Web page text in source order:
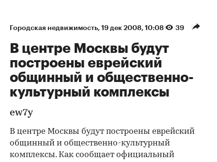
Городская недвижимость⁠, 19 дек 2008, 10:08 39
В центре Москвы будут
построены еврейский
общинный и общественно-
культурный комплексы
ew7y
В центре Москвы будут построены еврейский
общинный и общественно-культурный
комплексы. Как сообщает официальный